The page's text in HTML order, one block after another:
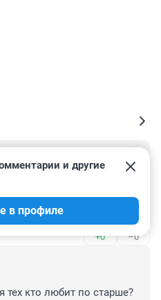
почему-то не
и дизайнер,
так же у неё своя линия
+0 –0
и другие
в профиле
кто любит по старше?